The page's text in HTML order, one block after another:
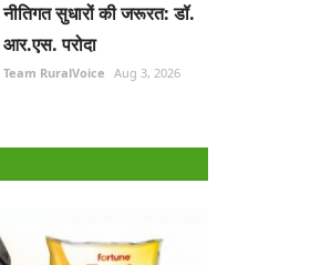
नीतिगत सुधारों की जरूरत: डॉ.
आर.एस. परोदा
Team RuralVoice Aug 3, 2026